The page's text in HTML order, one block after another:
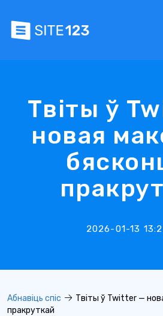
Твіты ў
новая
2026-01-13
Абнавіць спіс
Твіты ў Twitter —
пракруткай